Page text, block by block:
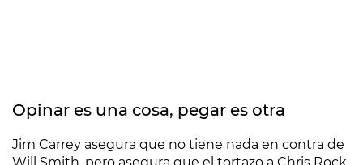
Opinar es una cosa, pegar es otra
Jim Carrey asegura que no tiene nada en contra de